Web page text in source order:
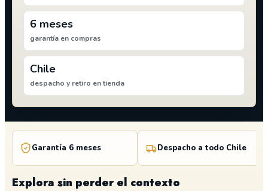
6 meses
garantía en compras
Chile
despacho y retiro en tienda
Garantía 6 meses Despacho a todo Chile
Explora sin perder el contexto